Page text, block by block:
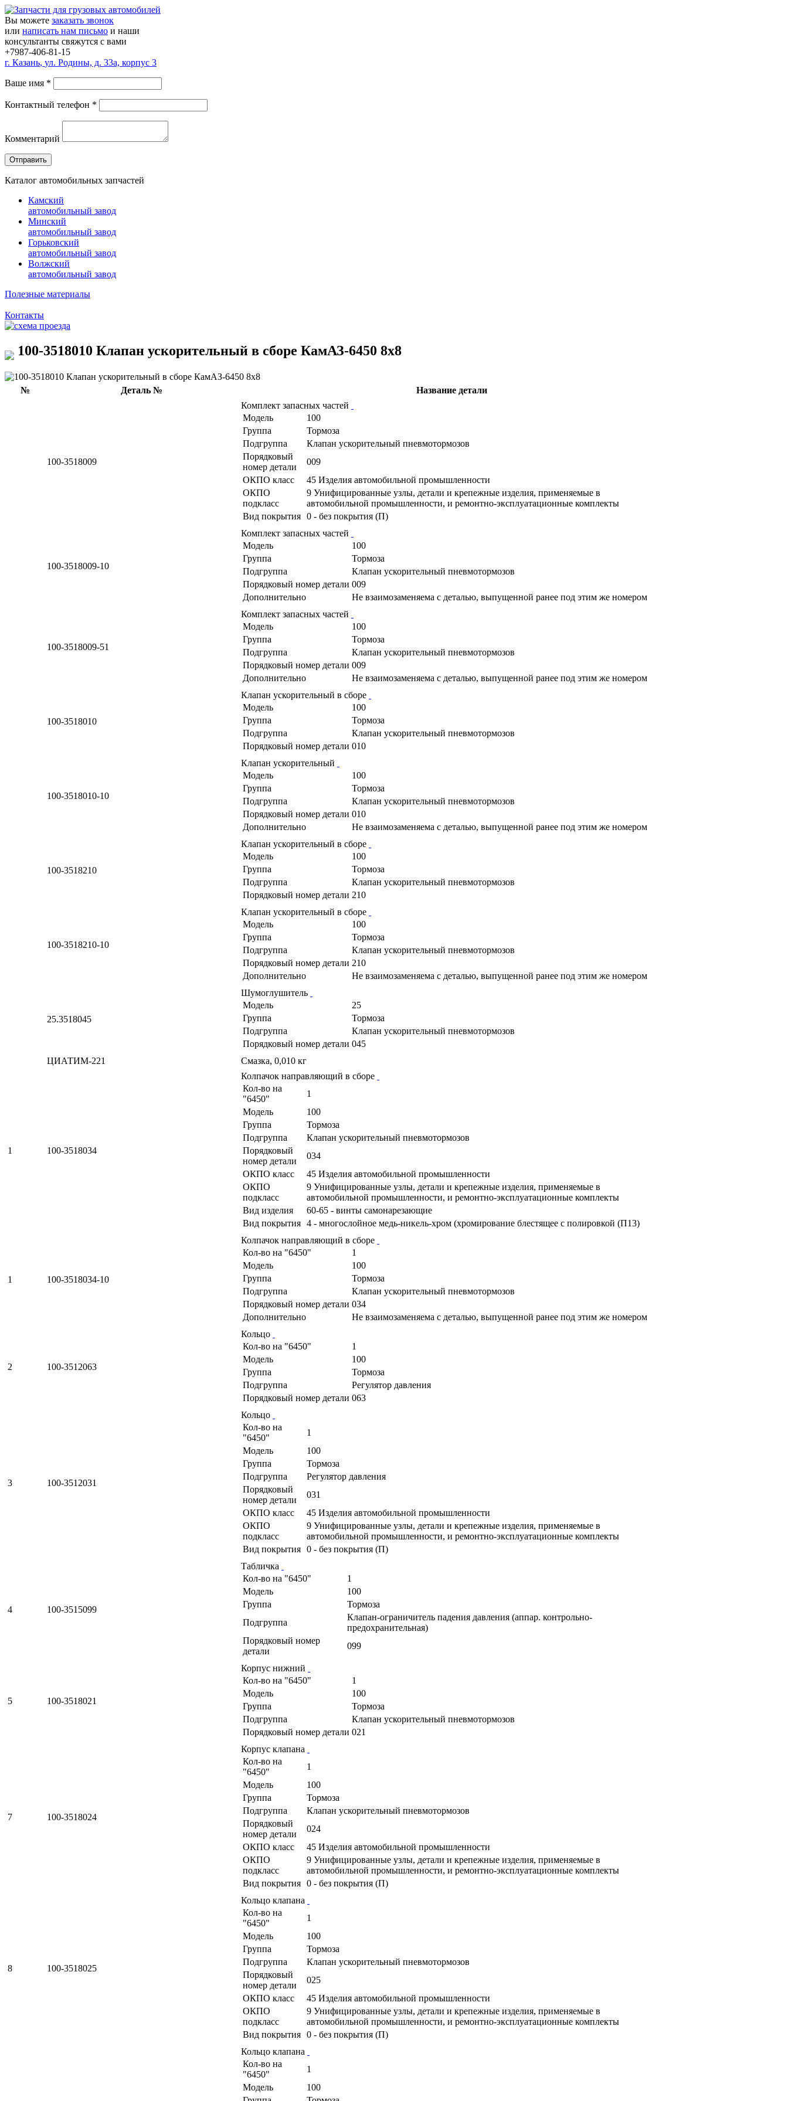
Вы можете заказать звонок
или написать нам письмо и наши
консультанты свяжутся с вами
+7987-406-81-15
г. Казань, ул. Родины, д. 33а, корпус 3
Ваше имя *
Контактный телефон *
Комментарий
Каталог автомобильных запчастей
Камский
автомобильный завод
Минский
автомобильный завод
Горьковский
автомобильный завод
Волжский
автомобильный завод
Полезные материалы
Контакты
100-3518010 Клапан ускорительный в сборе КамАЗ-6450 8х8
№ Деталь № Название детали
100-3518009
Комплект запасных частей
Модель
100
Группа
Тормоза
Подгруппа
Клапан ускорительный пневмотормозов
Порядковый
номер детали
009
ОКПО класс
45 Изделия автомобильной промышленности
ОКПО
подкласс
9 Унифицированные узлы, детали и крепежные изделия, применяемые в
автомобильной промышленности, и ремонтно-эксплуатационные комплекты
Вид покрытия 0 - без покрытия (П)
100-3518009-10
Комплект запасных частей
Модель
100
Группа
Тормоза
Подгруппа
Клапан ускорительный пневмотормозов
Порядковый номер детали 009
Дополнительно
Не взаимозаменяема с деталью, выпущенной ранее под этим же номером
100-3518009-51
Комплект запасных частей
Модель
100
Группа
Тормоза
Подгруппа
Клапан ускорительный пневмотормозов
Порядковый номер детали 009
Дополнительно
Не взаимозаменяема с деталью, выпущенной ранее под этим же номером
100-3518010
Клапан ускорительный в сборе
Модель
100
Группа
Тормоза
Подгруппа
Клапан ускорительный пневмотормозов
Порядковый номер детали 010
100-3518010-10
Клапан ускорительный
Модель
100
Группа
Тормоза
Подгруппа
Клапан ускорительный пневмотормозов
Порядковый номер детали 010
Дополнительно
Не взаимозаменяема с деталью, выпущенной ранее под этим же номером
100-3518210
Клапан ускорительный в сборе
Модель
100
Группа
Тормоза
Подгруппа
Клапан ускорительный пневмотормозов
Порядковый номер детали 210
100-3518210-10
Клапан ускорительный в сборе
Модель
100
Группа
Тормоза
Подгруппа
Клапан ускорительный пневмотормозов
Порядковый номер детали 210
Дополнительно
Не взаимозаменяема с деталью, выпущенной ранее под этим же номером
25.3518045
Шумоглушитель
Модель
25
Группа
Тормоза
Подгруппа
Клапан ускорительный пневмотормозов
Порядковый номер детали 045
ЦИАТИМ-221
Смазка, 0,010 кг
1 100-3518034
Колпачок направляющий в сборе
Кол-во на
"6450"
1
Модель
100
Группа
Тормоза
Подгруппа
Клапан ускорительный пневмотормозов
Порядковый
номер детали
034
ОКПО класс
45 Изделия автомобильной промышленности
ОКПО
подкласс
9 Унифицированные узлы, детали и крепежные изделия, применяемые в
автомобильной промышленности, и ремонтно-эксплуатационные комплекты
Вид изделия
60-65 - винты самонарезающие
Вид покрытия 4 - многослойное медь-никель-хром (хромирование блестящее с полировкой (П13)
1 100-3518034-10
Колпачок направляющий в сборе
Кол-во на "6450"
1
Модель
100
Группа
Тормоза
Подгруппа
Клапан ускорительный пневмотормозов
Порядковый номер детали 034
Дополнительно
Не взаимозаменяема с деталью, выпущенной ранее под этим же номером
2 100-3512063
Кольцо
Кол-во на "6450"
1
Модель
100
Группа
Тормоза
Подгруппа
Регулятор давления
Порядковый номер детали 063
3 100-3512031
Кольцо
Кол-во на
"6450"
1
Модель
100
Группа
Тормоза
Подгруппа
Регулятор давления
Порядковый
номер детали
031
ОКПО класс
45 Изделия автомобильной промышленности
ОКПО
подкласс
9 Унифицированные узлы, детали и крепежные изделия, применяемые в
автомобильной промышленности, и ремонтно-эксплуатационные комплекты
Вид покрытия 0 - без покрытия (П)
4 100-3515099
Табличка
Кол-во на "6450"
1
Модель
100
Группа
Тормоза
Подгруппа
Клапан-ограничитель падения давления (аппар. контрольно-
предохранительная)
Порядковый номер
детали
099
5 100-3518021
Корпус нижний
Кол-во на "6450"
1
Модель
100
Группа
Тормоза
Подгруппа
Клапан ускорительный пневмотормозов
Порядковый номер детали 021
7 100-3518024
Корпус клапана
Кол-во на
"6450"
1
Модель
100
Группа
Тормоза
Подгруппа
Клапан ускорительный пневмотормозов
Порядковый
номер детали
024
ОКПО класс
45 Изделия автомобильной промышленности
ОКПО
подкласс
9 Унифицированные узлы, детали и крепежные изделия, применяемые в
автомобильной промышленности, и ремонтно-эксплуатационные комплекты
Вид покрытия 0 - без покрытия (П)
8 100-3518025
Кольцо клапана
Кол-во на
"6450"
1
Модель
100
Группа
Тормоза
Подгруппа
Клапан ускорительный пневмотормозов
Порядковый
номер детали
025
ОКПО класс
45 Изделия автомобильной промышленности
ОКПО
подкласс
9 Унифицированные узлы, детали и крепежные изделия, применяемые в
автомобильной промышленности, и ремонтно-эксплуатационные комплекты
Вид покрытия 0 - без покрытия (П)
Кольцо клапана
Кол-во на
"6450"
1
Модель
100